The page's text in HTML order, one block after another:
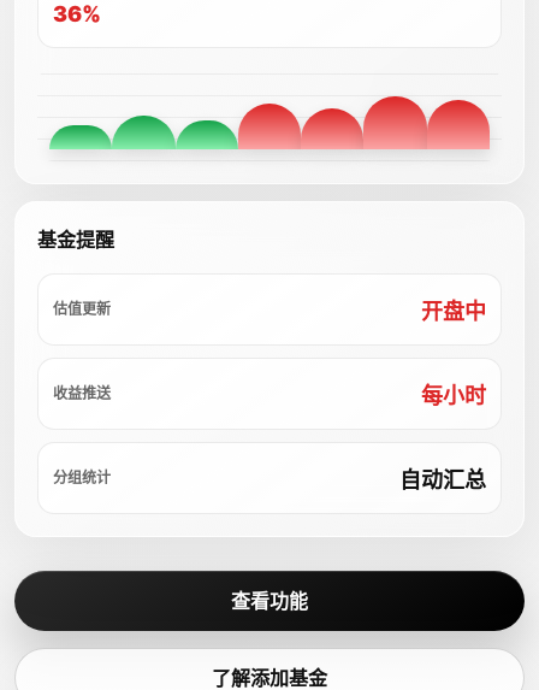
36%
基金提醒
估值更新 开盘中
收益推送 每小时
分组统计 自动汇总
查看功能
了解添加基金